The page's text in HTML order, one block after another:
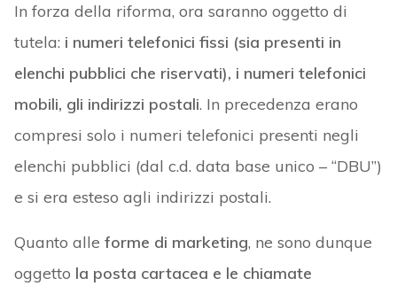
In forza della riforma, ora saranno oggetto di
tutela: i numeri telefonici fissi (sia presenti in
elenchi pubblici che riservati), i numeri telefonici
mobili, gli indirizzi postali. In precedenza erano
compresi solo i numeri telefonici presenti negli
elenchi pubblici (dal c.d. data base unico – “DBU”)
e si era esteso agli indirizzi postali.
Quanto alle forme di marketing, ne sono dunque
oggetto la posta cartacea e le chiamate